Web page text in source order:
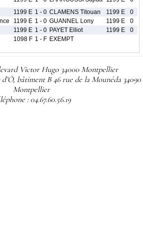
1199 E 1 - 0 CLAMENS Titouan 1199 E
0
1199 E 1 - 0 GUANNEL Lony 1199 E
0
1199 E 1 - 0 PAYET Elliot 1199 E
0
1098 F 1 - F EXEMPT
Victor Hugo 34000 Montpellier
bâtiment B 46 rue de la Mounéda 34090
Montpellier
: 04.67.60.56.19